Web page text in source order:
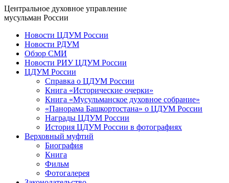
Центральное духовное управление
мусульман России
Новости ЦДУМ России
Новости РДУМ
Обзор СМИ
Новости РИУ ЦДУМ России
ЦДУМ России
Справка о ЦДУМ России
Книга «Исторические очерки»
Книга «Мусульманское духовное собрание»
«Панорама Башкортостана» о ЦДУМ России
Награды ЦДУМ России
История ЦДУМ России в фотографиях
Верховный муфтий
Биография
Книга
Фильм
Фотогалерея